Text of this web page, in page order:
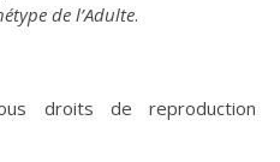
de l’Adulte.
droits de reproduction